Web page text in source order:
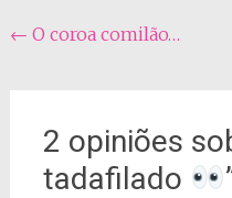
Navegação
← O coroa comilão…
2 opiniões
tadafilado